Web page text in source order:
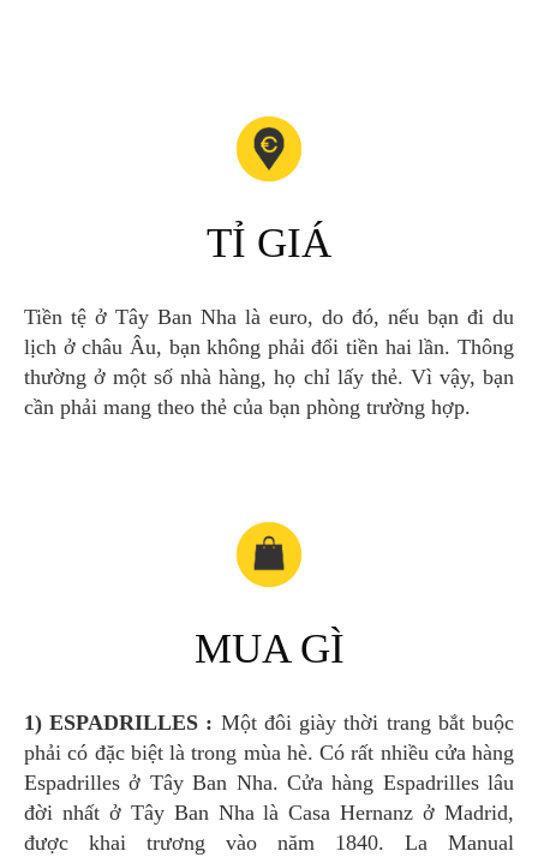
TỈ GIÁ
Tiền tệ ở Tây Ban Nha là euro, do đó, nếu bạn đi du
lịch ở châu Âu, bạn không phải đổi tiền hai lần. Thông
thường ở một số nhà hàng, họ chỉ lấy thẻ. Vì vậy, bạn
cần phải mang theo thẻ của bạn phòng trường hợp.
MUA GÌ
1) ESPADRILLES : Một đôi giày thời trang bắt buộc
phải có đặc biệt là trong mùa hè. Có rất nhiều cửa hàng
Espadrilles ở Tây Ban Nha. Cửa hàng Espadrilles lâu
đời nhất ở Tây Ban Nha là Casa Hernanz ở Madrid,
được khai trương vào năm 1840. La Manual